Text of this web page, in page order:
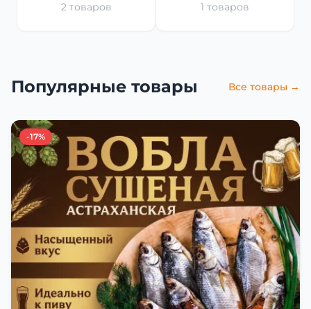
2 товаров 1 товаров
Популярные товары Все товары →
-17%